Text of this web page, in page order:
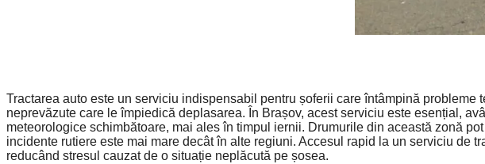
Tractarea auto este un serviciu indispensabil pentru șoferii care întâmpină probleme
neprevăzute care le împiedică deplasarea. În Brașov, acest serviciu este esențial,
meteorologice schimbătoare, mai ales în timpul iernii. Drumurile din această zonă
incidente rutiere este mai mare decât în alte regiuni. Accesul rapid la un serviciu de
reducând stresul cauzat de o situație neplăcută pe șosea.